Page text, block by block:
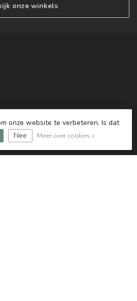
onze winkels
onze website te verbeteren. Is dat
Nee Meer over cookies »